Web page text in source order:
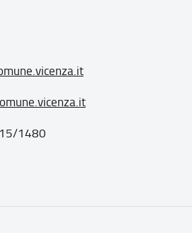
1480